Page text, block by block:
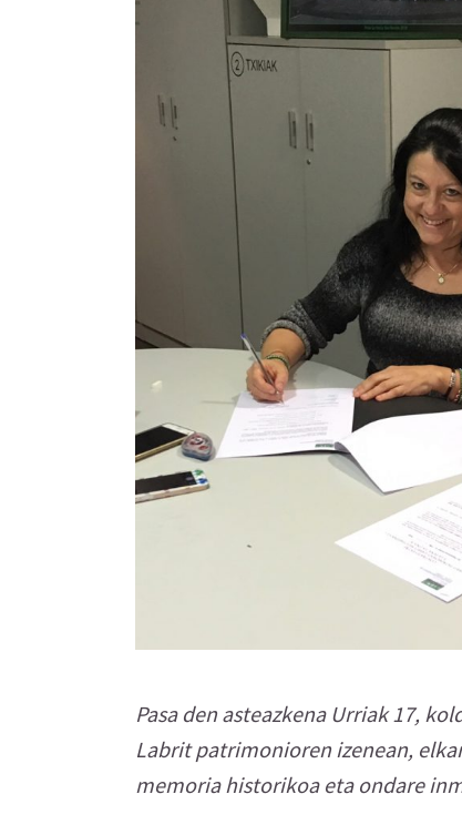
Pasa den asteazkena Urriak 17,
Labrit patrimonioren izenean,
memoria historikoa eta ondare